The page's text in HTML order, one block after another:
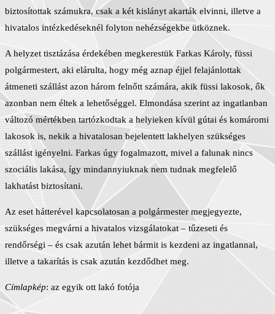
biztosítottak számukra, csak a két kislányt akarták elvinni, illetve a
hivatalos intézkedéseknél folyton nehézségekbe ütköznek.
A helyzet tisztázása érdekében megkerestük Farkas Károly, füssi
polgármestert, aki elárulta, hogy még aznap éjjel felajánlottak
átmeneti szállást azon három felnőtt számára, akik füssi lakosok, ők
azonban nem éltek a lehetőséggel. Elmondása szerint az ingatlanban
változó mértékben tartózkodtak a helyieken kívül gútai és komáromi
lakosok is, nekik a hivatalosan bejelentett lakhelyen szükséges
szállást igényelni. Farkas úgy fogalmazott, mivel a falunak nincs
szociális lakása, így mindannyiuknak nem tudnak megfelelő
lakhatást biztosítani.
Az eset hátterével kapcsolatosan a polgármester megjegyezte,
szükséges megvárni a hivatalos vizsgálatokat – tűzeseti és
rendőrségi – és csak azután lehet bármit is kezdeni az ingatlannal,
illetve a takarítás is csak azután kezdődhet meg.
Címlapkép: az egyik ott lakó fotója